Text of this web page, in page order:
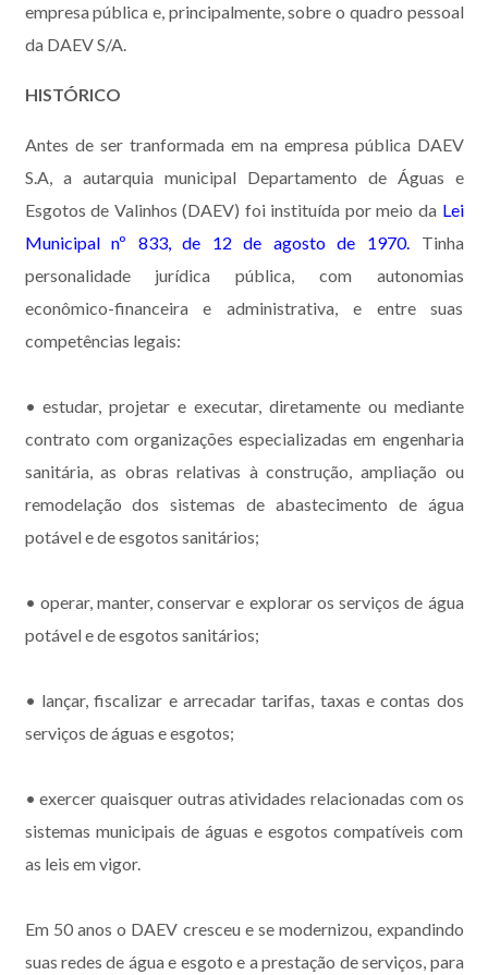
empresa pública e, principalmente, sobre o quadro pessoal
da DAEV S/A.
HISTÓRICO
Antes de ser tranformada em na empresa pública DAEV
S.A, a autarquia municipal Departamento de Águas e
Esgotos de Valinhos (DAEV) foi instituída por meio da Lei
Municipal nº 833, de 12 de agosto de 1970.Tinha
personalidade jurídica pública, com autonomias
econômico-financeira e administrativa, e entre suas
competências legais:
• estudar, projetar e executar, diretamente ou mediante
contrato com organizações especializadas em engenharia
sanitária, as obras relativas à construção, ampliação ou
remodelação dos sistemas de abastecimento de água
potável e de esgotos sanitários;
• operar, manter, conservar e explorar os serviços de água
potável e de esgotos sanitários;
• lançar, fiscalizar e arrecadar tarifas, taxas e contas dos
serviços de águas e esgotos;
• exercer quaisquer outras atividades relacionadas com os
sistemas municipais de águas e esgotos compatíveis com
as leis em vigor.
Em 50 anos o DAEV cresceu e se modernizou, expandindo
suas redes de água e esgoto e a prestação de serviços, para